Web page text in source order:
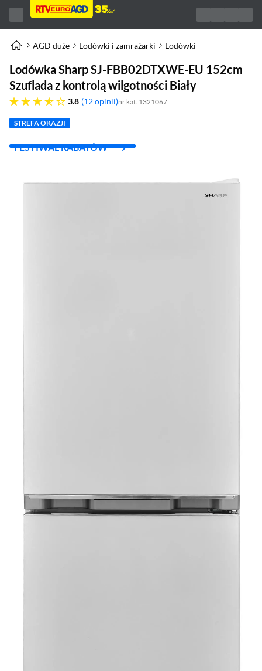
AGD duże Lodówki i zamrażarki Lodówki
Lodówka Sharp SJ-FBB02DTXWE-EU 152cm
Szuflada z kontrolą wilgotności Biały
3.8
3.8 gwiazdek 12 opinii nr kat. 1321067
STREFA OKAZJI
FESTIWAL RABATÓW